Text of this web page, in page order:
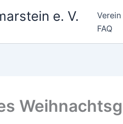
e. V. Verein
FAQ